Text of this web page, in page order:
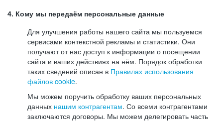
4. Кому мы передаём персональные данные
Для улучшения работы нашего сайта мы пользуемся
сервисами контекстной рекламы и статистики. Они
получают от нас доступ к информации о посещении
сайта и ваших действиях на нём. Порядок обработки
таких сведений описан в Правилах использования
файлов cookie.
Мы можем поручить обработку ваших персональных
данных нашим контрагентам. Со всеми контрагентами
заключаются договоры. Мы можем делегировать часть